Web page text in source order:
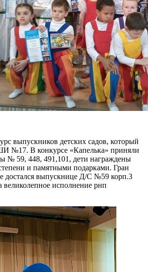
выпускников детских садов, который
№17. В конкурсе «Капелька» приняли
№ 59, 448, 491,101, дети награждены
и памятными подарками. Гран
достался выпускнице Д/С №59 корп.3
великолепное исполнение рнп